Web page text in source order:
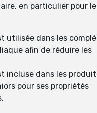
en particulier pour
utilisée dans les
afin de réduire les
incluse dans les
pour ses propriétés